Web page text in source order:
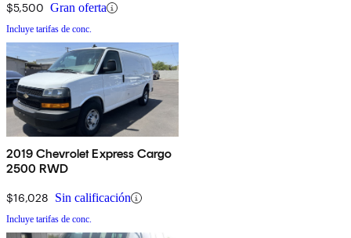
$5,500 Gran oferta
Incluye tarifas de conc.
2019 Chevrolet Express Cargo
2500 RWD
$16,028 Sin calificación
Incluye tarifas de conc.